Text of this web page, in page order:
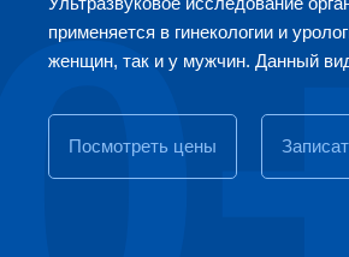
применяется в гинекологии и
женщин, так и у мужчин. Данный
Посмотреть цены